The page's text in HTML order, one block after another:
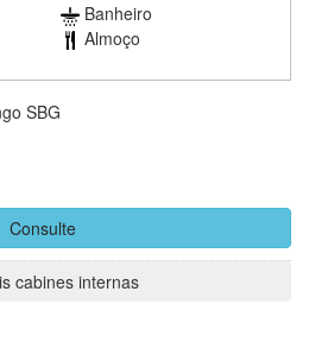
Banheiro
Almoço
SBG
Consulte
cabines internas